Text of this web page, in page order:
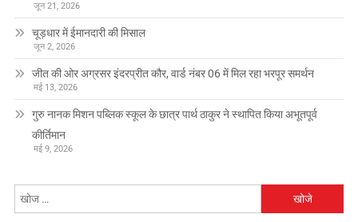
जून 21, 2026
चूड़धार में ईमानदारी की मिसाल
जून 2, 2026
जीत की ओर अग्रसर इंदरप्रीत कौर, वार्ड नंबर 06 में मिल रहा भरपूर समर्थन
मई 13, 2026
गुरु नानक मिशन पब्लिक स्कूल के छात्र पार्थ ठाकुर ने स्थापित किया अभूतपूर्व
कीर्तिमान
मई 9, 2026
को